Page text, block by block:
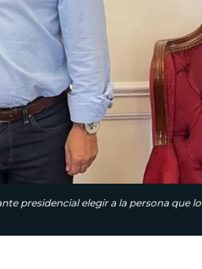
presidencial elegir a la persona que lo